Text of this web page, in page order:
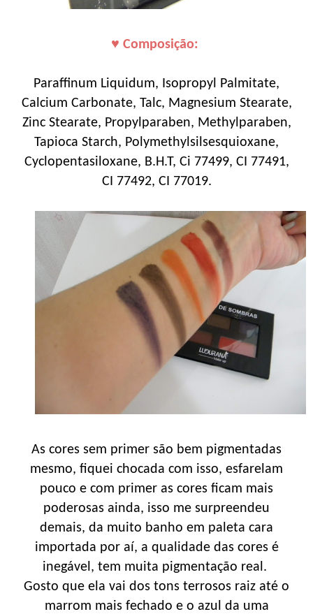
♥ Composição:
Paraffinum Liquidum, Isopropyl Palmitate,
Calcium Carbonate, Talc, Magnesium Stearate,
Zinc Stearate, Propylparaben, Methylparaben,
Tapioca Starch, Polymethylsilsesquioxane,
Cyclopentasiloxane, B.H.T, Ci 77499, CI 77491,
CI 77492, CI 77019.
As cores sem primer são bem pigmentadas
mesmo, fiquei chocada com isso, esfarelam
pouco e com primer as cores ficam mais
poderosas ainda, isso me surpreendeu
demais, da muito banho em paleta cara
importada por aí, a qualidade das cores é
inegável, tem muita pigmentação real.
Gosto que ela vai dos tons terrosos raiz até o
marrom mais fechado e o azul da uma